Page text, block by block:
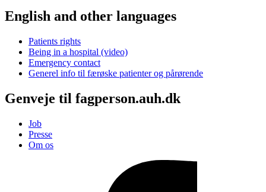
English and other languages
Patients rights
Being in a hospital (video)
Emergency contact
Generel info til færøske patienter og pårørende
Genveje til fagperson.auh.dk
Job
Presse
Om os